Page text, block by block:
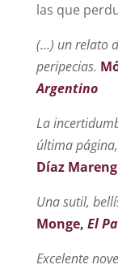
las que
(…) un relato
peripecias.
Argentino
La
última
Díaz
Una sutil,
Monge, El
Excelente